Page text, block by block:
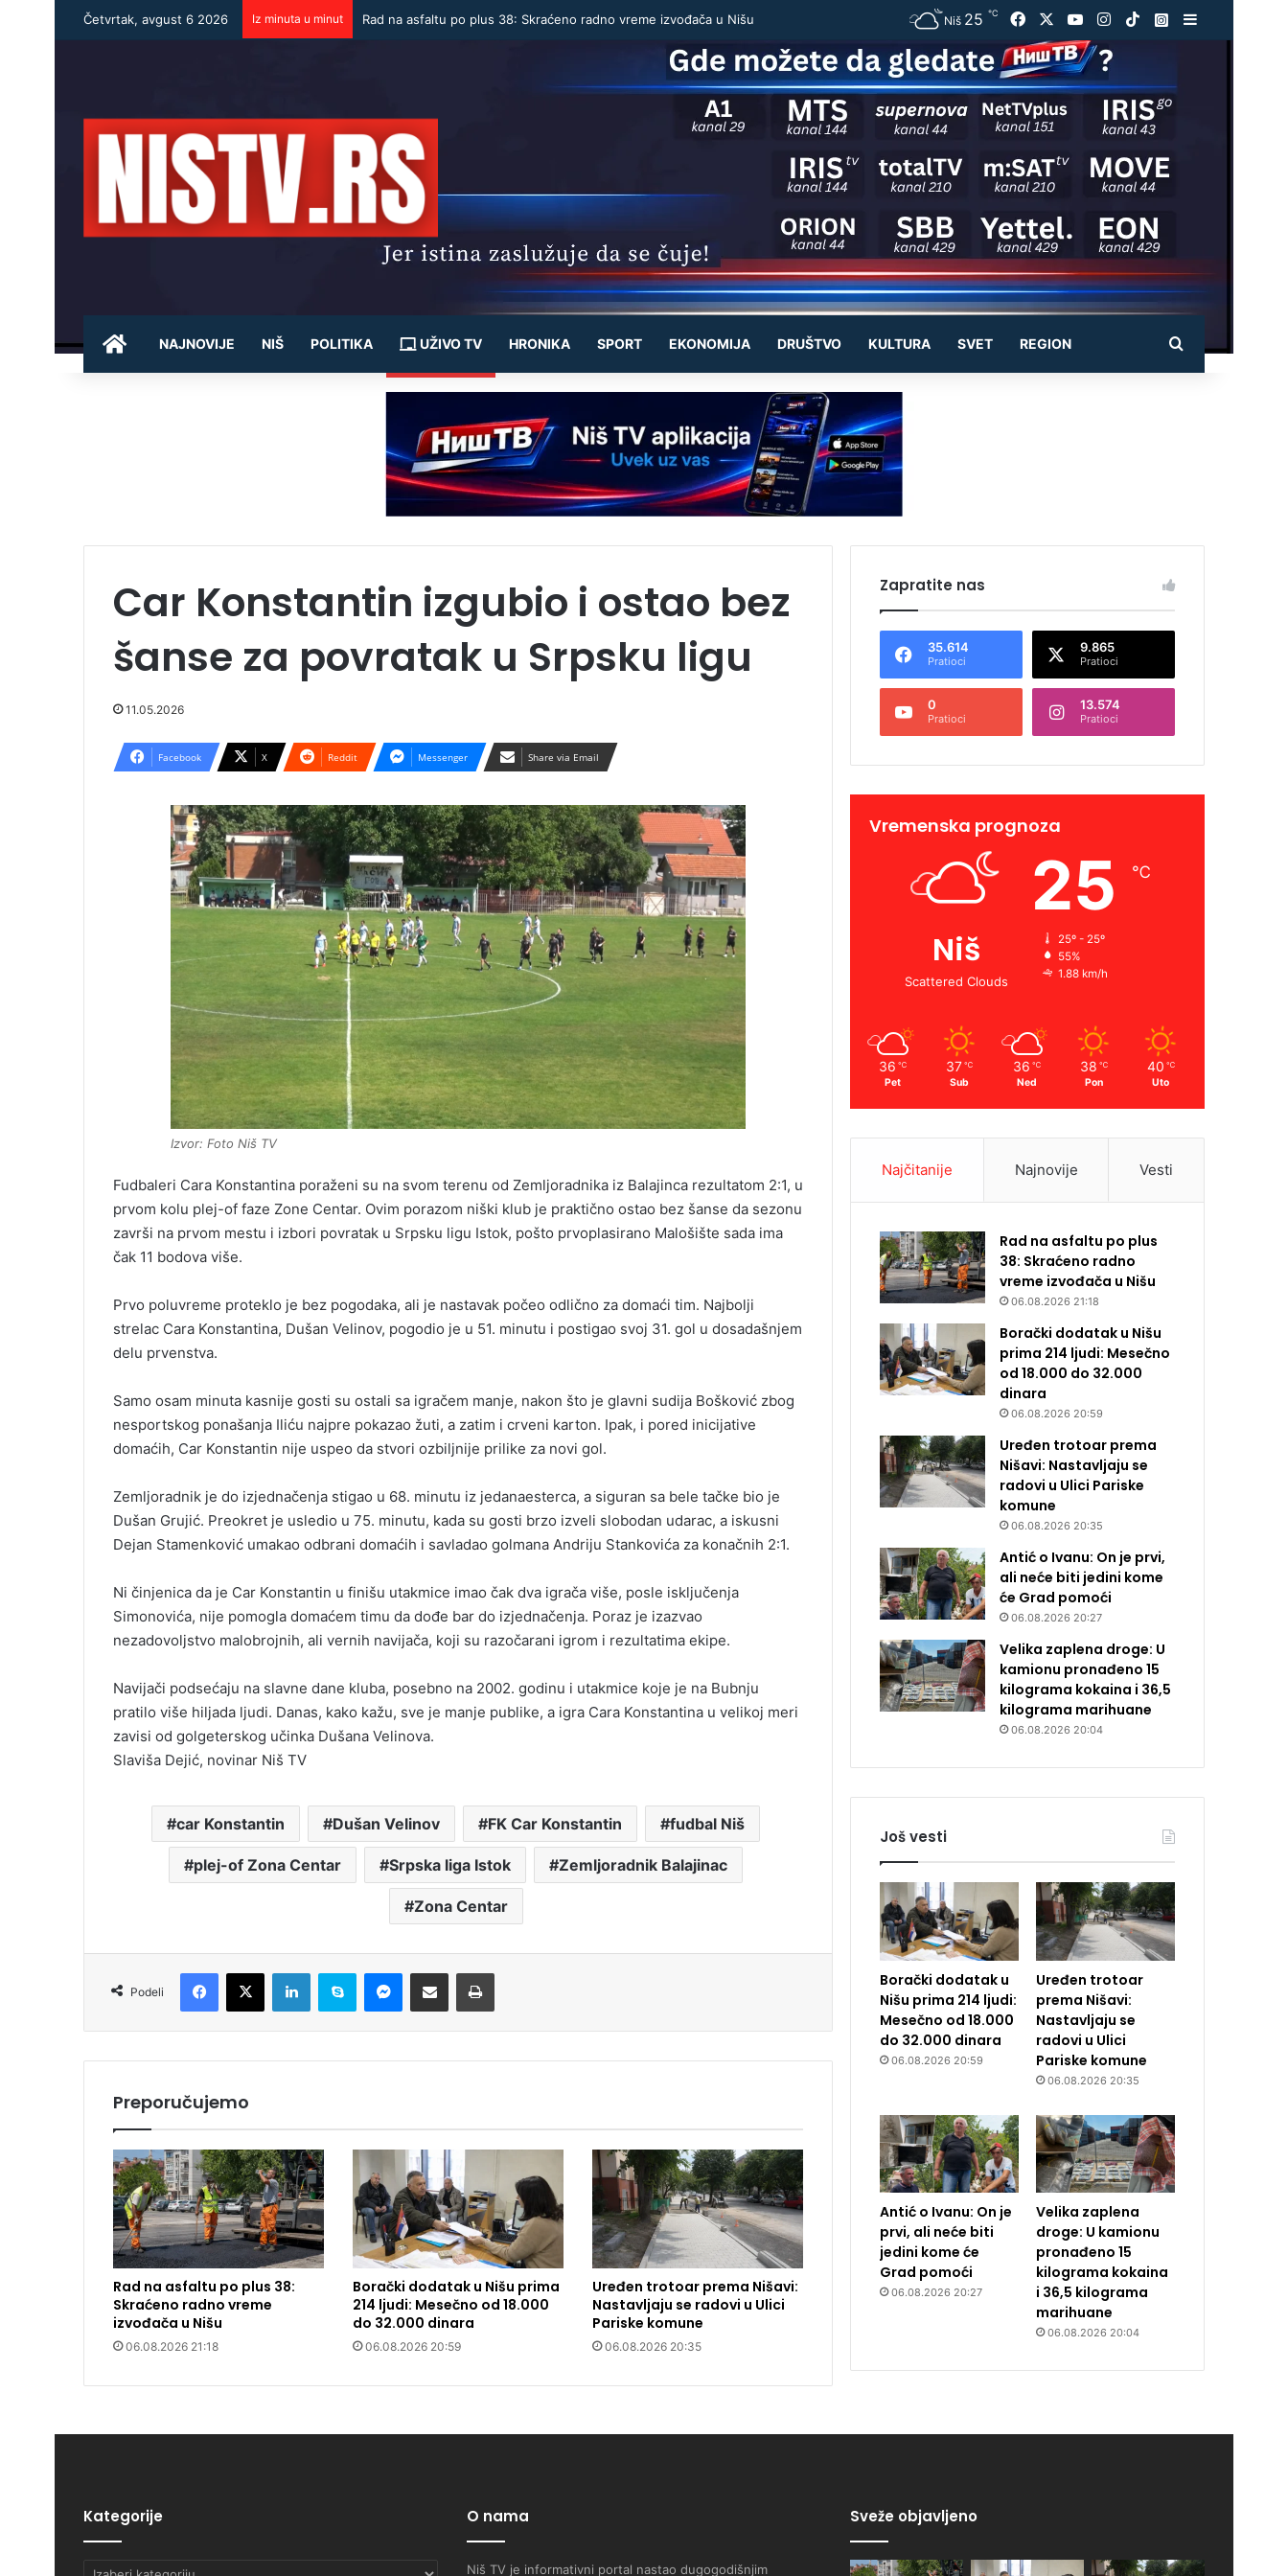
Četvrtak, avgust 6 2026 Iz minuta u minut Rad na asfaltu po plus 38: Skraćeno radno vreme izvođača u Nišu Niš 25 ℃ Facebook YouTubeInstagram
TikTokInstagram
POČETNA
NAJNOVIJE NIŠ POLITIKA UŽIVO TV HRONIKA SPORT EKONOMIJA DRUŠTVO KULTURA SVET REGION Pretraži
Car Konstantin izgubio i ostao bez
šanse za povratak u Srpsku ligu
11.05.2026
Facebook X Reddit Messenger Share via Email
Izvor: Foto Niš TV
Fudbaleri Cara Konstantina poraženi su na svom terenu od Zemljoradnika iz Balajinca rezultatom 2:1, u
prvom kolu plej-of faze Zone Centar. Ovim porazom niški klub je praktično ostao bez šanse da sezonu
završi na prvom mestu i izbori povratak u Srpsku ligu Istok, pošto prvoplasirano Malošište sada ima
čak 11 bodova više.
Prvo poluvreme proteklo je bez pogodaka, ali je nastavak počeo odlično za domaći tim. Najbolji
strelac Cara Konstantina, Dušan Velinov, pogodio je u 51. minutu i postigao svoj 31. gol u dosadašnjem
delu prvenstva.
Samo osam minuta kasnije gosti su ostali sa igračem manje, nakon što je glavni sudija Bošković zbog
nesportskog ponašanja Iliću najpre pokazao žuti, a zatim i crveni karton. Ipak, i pored inicijative
domaćih, Car Konstantin nije uspeo da stvori ozbiljnije prilike za novi gol.
Zemljoradnik je do izjednačenja stigao u 68. minutu iz jedanaesterca, a siguran sa bele tačke bio je
Dušan Grujić. Preokret je usledio u 75. minutu, kada su gosti brzo izveli slobodan udarac, a iskusni
Dejan Stamenković umakao odbrani domaćih i savladao golmana Andriju Stankovića za konačnih 2:1.
Ni činjenica da je Car Konstantin u finišu utakmice imao čak dva igrača više, posle isključenja
Simonovića, nije pomogla domaćem timu da dođe bar do izjednačenja. Poraz je izazvao
nezadovoljstvo malobrojnih, ali vernih navijača, koji su razočarani igrom i rezultatima ekipe.
Navijači podsećaju na slavne dane kluba, posebno na 2002. godinu i utakmice koje je na Bubnju
pratilo više hiljada ljudi. Danas, kako kažu, sve je manje publike, a igra Cara Konstantina u velikoj meri
zavisi od golgeterskog učinka Dušana Velinova.
Slaviša Dejić, novinar Niš TV
car Konstantin Dušan Velinov FK Car Konstantin fudbal Niš
plej-of Zona Centar Srpska liga Istok Zemljoradnik Balajinac
Zona Centar
Podeli
Preporučujemo
Rad na asfaltu po plus 38:
Skraćeno radno vreme
izvođača u Nišu
06.08.2026 21:18
Borački dodatak u Nišu prima
214 ljudi: Mesečno od 18.000
do 32.000 dinara
06.08.2026 20:59
Uređen trotoar prema Nišavi:
Nastavljaju se radovi u Ulici
Pariske komune
06.08.2026 20:35
Zapratite nas
35.614
Pratioci
9.865
Pratioci
0
Pratioci
13.574
Pratioci
Vremenska prognoza
Niš
Scattered Clouds
25 ℃
25º - 25º
55%
1.88 km/h
36 ℃
Pet
37 ℃
Sub
36 ℃
Ned
38 ℃
Pon
40 ℃
Uto
Najčitanije Najnovije Vesti
Rad na asfaltu po plus
38: Skraćeno radno
vreme izvođača u Nišu
06.08.2026 21:18
Borački dodatak u Nišu
prima 214 ljudi: Mesečno
od 18.000 do 32.000
dinara
06.08.2026 20:59
Uređen trotoar prema
Nišavi: Nastavljaju se
radovi u Ulici Pariske
komune
06.08.2026 20:35
Antić o Ivanu: On je prvi,
ali neće biti jedini kome
će Grad pomoći
06.08.2026 20:27
Velika zaplena droge: U
kamionu pronađeno 15
kilograma kokaina i 36,5
kilograma marihuane
06.08.2026 20:04
Još vesti
Borački dodatak u
Nišu prima 214 ljudi:
Mesečno od 18.000
do 32.000 dinara
06.08.2026 20:59
Uređen trotoar
prema Nišavi:
Nastavljaju se
radovi u Ulici
Pariske komune
06.08.2026 20:35
Antić o Ivanu: On je
prvi, ali neće biti
jedini kome će
Grad pomoći
06.08.2026 20:27
Velika zaplena
droge: U kamionu
pronađeno 15
kilograma kokaina
i 36,5 kilograma
marihuane
06.08.2026 20:04
Kategorije
Kategorije
O nama
Niš TV je informativni portal nastao dugogodišnjim
Sveže objavljeno